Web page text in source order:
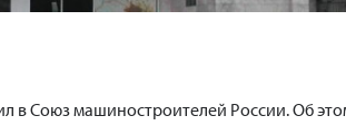
в Союз машиностроителей России. Об